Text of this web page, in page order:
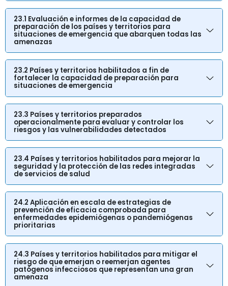
23.1 Evaluación e informes de la capacidad de
preparación de los países y territorios para
situaciones de emergencia que abarquen todas las
amenazas
23.2 Países y territorios habilitados a fin de
fortalecer la capacidad de preparación para
situaciones de emergencia
23.3 Países y territorios preparados
operacionalmente para evaluar y controlar los
riesgos y las vulnerabilidades detectados
23.4 Países y territorios habilitados para mejorar la
seguridad y la protección de las redes integradas
de servicios de salud
24.2 Aplicación en escala de estrategias de
prevención de eficacia comprobada para
enfermedades epidemiógenas o pandemiógenas
prioritarias
24.3 Países y territorios habilitados para mitigar el
riesgo de que emerjan o reemerjan agentes
patógenos infecciosos que representan una gran
amenaza